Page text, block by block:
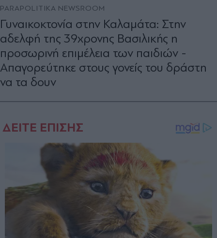
PARAPOLITIKA NEWSROOM
Γυναικοκτονία στην Καλαμάτα: Στην
αδελφή της 39χρονης Βασιλικής η
προσωρινή επιμέλεια των παιδιών -
Απαγορεύτηκε στους γονείς του δράστη
να τα δουν